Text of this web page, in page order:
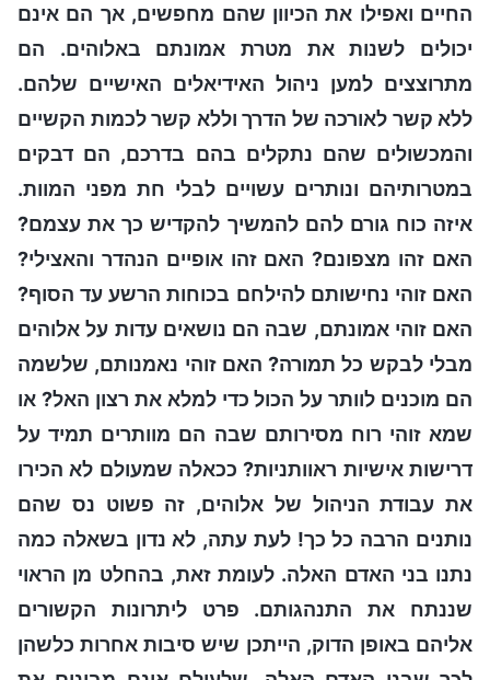
החיים ואפילו את הכיוון שהם מחפשים, אך הם אינם
יכולים לשנות את מטרת אמונתם באלוהים. הם
מתרוצצים למען ניהול האידיאלים האישיים שלהם.
ללא קשר לאורכה של הדרך וללא קשר לכמות הקשיים
והמכשולים שהם נתקלים בהם בדרכם, הם דבקים
במטרותיהם ונותרים עשויים לבלי חת מפני המוות.
איזה כוח גורם להם להמשיך להקדיש כך את עצמם?
האם זהו מצפונם? האם זהו אופיים הנהדר והאצילי?
האם זוהי נחישותם להילחם בכוחות הרשע עד הסוף?
האם זוהי אמונתם, שבה הם נושאים עדות על אלוהים
מבלי לבקש כל תמורה? האם זוהי נאמנותם, שלשמה
הם מוכנים לוותר על הכול כדי למלא את רצון האל? או
שמא זוהי רוח מסירותם שבה הם מוותרים תמיד על
דרישות אישיות ראוותניות? ככאלה שמעולם לא הכירו
את עבודת הניהול של אלוהים, זה פשוט נס שהם
נותנים הרבה כל כך! לעת עתה, לא נדון בשאלה כמה
נתנו בני האדם האלה. לעומת זאת, בהחלט מן הראוי
שננתח את התנהגותם. פרט ליתרונות הקשורים
אליהם באופן הדוק, הייתכן שיש סיבות אחרות כלשהן